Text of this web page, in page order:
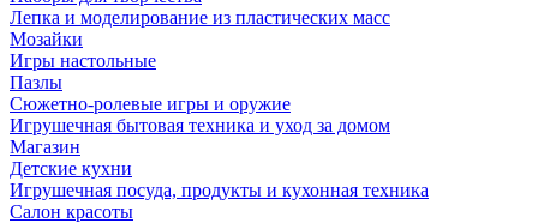
Лепка и моделирование из пластических масс
Мозайки
Игры настольные
Пазлы
Сюжетно-ролевые игры и оружие
Игрушечная бытовая техника и уход за домом
Магазин
Детские кухни
Игрушечная посуда, продукты и кухонная техника
Салон красоты